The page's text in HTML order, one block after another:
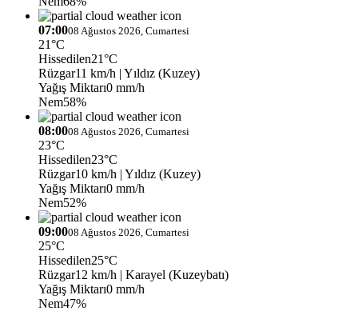
07:0008 Ağustos 2026, Cumartesi
21°C
Hissedilen21°C
Rüzgar11 km/h | Yıldız (Kuzey)
Yağış Miktarı0 mm/h
Nem58%
08:0008 Ağustos 2026, Cumartesi
23°C
Hissedilen23°C
Rüzgar10 km/h | Yıldız (Kuzey)
Yağış Miktarı0 mm/h
Nem52%
09:0008 Ağustos 2026, Cumartesi
25°C
Hissedilen25°C
Rüzgar12 km/h | Karayel (Kuzeybatı)
Yağış Miktarı0 mm/h
Nem47%